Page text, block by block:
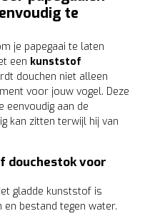
te
je papegaai te laten
een kunststof
douchen niet alleen
voor jouw vogel. Deze
eenvoudig aan de
kan zitten terwijl hij van
douchestok voor
gladde kunststof is
bestand tegen water.